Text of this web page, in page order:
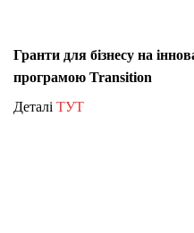
Гранти для бізнесу на
програмою Transition
Деталі ТУТ